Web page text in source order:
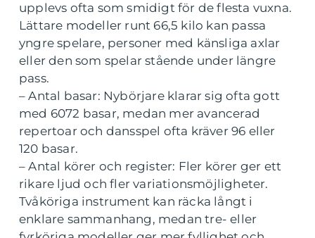
upplevs ofta som smidigt för de flesta vuxna.
Lättare modeller runt 66,5 kilo kan passa
yngre spelare, personer med känsliga axlar
eller den som spelar stående under längre
pass.
– Antal basar: Nybörjare klarar sig ofta gott
med 6072 basar, medan mer avancerad
repertoar och dansspel ofta kräver 96 eller
120 basar.
– Antal körer och register: Fler körer ger ett
rikare ljud och fler variationsmöjligheter.
Tvåköriga instrument kan räcka långt i
enklare sammanhang, medan tre- eller